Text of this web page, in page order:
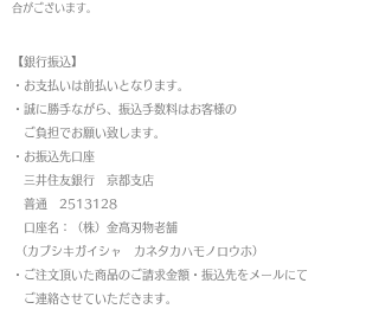
合がございます。
【銀行振込】
・お支払いは前払いとなります。
・ 誠に勝手ながら、振込手数料はお客様の
ご負担でお願い致します。
・お振込先口座
三井住友銀行 京都支店
普通 2513128
口座名：（株）金高刃物老舗
（カブシキガイシャ カネタカハモノロウホ）
・ご注文頂いた商品のご請求金額・振込先をメールにて
ご連絡させていただきます。